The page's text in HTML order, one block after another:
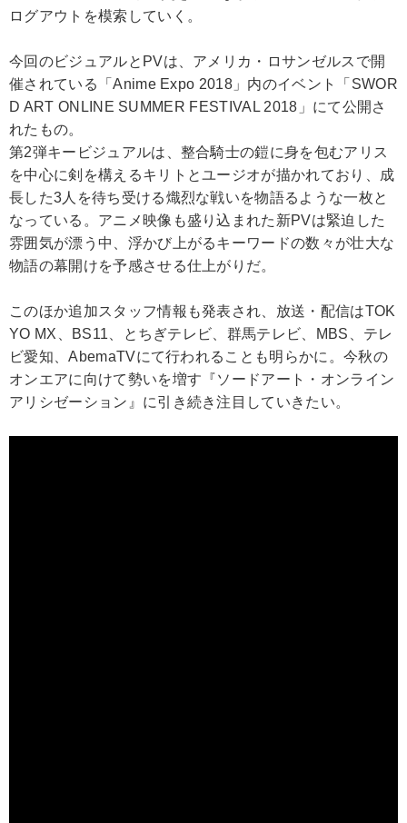
ログアウトを模索していく。
今回のビジュアルとPVは、アメリカ・ロサンゼルスで開
催されている「Anime Expo 2018」内のイベント「SWOR
D ART ONLINE SUMMER FESTIVAL 2018」にて公開さ
れたもの。
第2弾キービジュアルは、整合騎士の鎧に身を包むアリス
を中心に剣を構えるキリトとユージオが描かれており、成
長した3人を待ち受ける熾烈な戦いを物語るような一枚と
なっている。アニメ映像も盛り込まれた新PVは緊迫した
雰囲気が漂う中、浮かび上がるキーワードの数々が壮大な
物語の幕開けを予感させる仕上がりだ。
このほか追加スタッフ情報も発表され、放送・配信はTOK
YO MX、BS11、とちぎテレビ、群馬テレビ、MBS、テレ
ビ愛知、AbemaTVにて行われることも明らかに。今秋の
オンエアに向けて勢いを増す『ソードアート・オンライン
アリシゼーション』に引き続き注目していきたい。